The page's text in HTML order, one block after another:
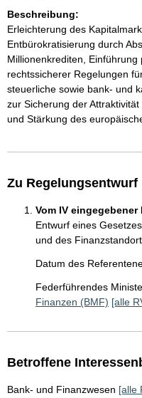
Beschreibung:
Erleichterung des
Entbürokratisierung durch
Millionenkrediten,
rechtssicherer Regelungen
steuerliche sowie bank- und
zur Sicherung der
und Stärkung des
Zu Regelungsentwurf
Vom IV
Entwurf eines
und des
Datum des
Federführendes
Finanzen (BMF) [alle
Betroffene
Bank- und Finanzwesen [alle